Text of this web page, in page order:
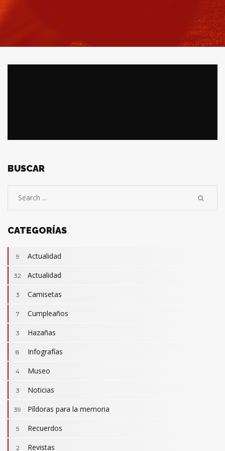
BUSCAR
CATEGORÍAS
9 Actualidad
32 Actualidad
3 Camisetas
7 Cumpleaños
3 Hazañas
8 Infografías
4 Museo
Camisetas
2 Revistas
3 Noticias
32 Actualidad
7 Cumpleaños
39 Píldoras para la memoria
5 Recuerdos
2 Revistas